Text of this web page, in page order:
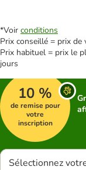
*Voir conditions
Prix conseillé = prix
Prix habituel = prix le
jours
10 %
de remise pour
votre
inscription
Sélectionnez